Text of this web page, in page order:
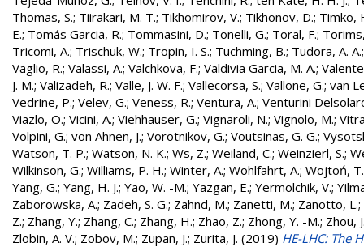
Thomas, S.; Tiirakari, M. T.; Tikhomirov, V.; Tikhonov, D.; Timko,
E.; Tomás Garcia, R.; Tommasini, D.; Tonelli, G.; Toral, F.;
Tricomi, A.; Trischuk, W.; Tropin, I. S.; Tuchming, B.; Tudora, A. A.
Vaglio, R.; Valassi, A.; Valchkova, F.; Valdivia Garcia, M. A.;
J. M.; Valizadeh, R.; Valle, J. W. F.; Vallecorsa, S.; Vallone, G.; van
Vedrine, P.; Velev, G.; Veness, R.; Ventura, A.; Venturini
Viazlo, O.; Vicini, A.; Viehhauser, G.; Vignaroli, N.; Vignolo, M.;
Volpini, G.; von Ahnen, J.; Vorotnikov, G.; Voutsinas, G. G.;
Watson, T. P.; Watson, N. K.; Ws, Z.; Weiland, C.; Weinzierl, S.;
Wilkinson, G.; Williams, P. H.; Winter, A.; Wohlfahrt, A.; Wojtoń, T.
Yang, G.; Yang, H. J.; Yao, W. -M.; Yazgan, E.; Yermolchik, V.;
Zaborowska, A.; Zadeh, S. G.; Zahnd, M.; Zanetti, M.; Zanotto, L.;
Z.; Zhang, Y.; Zhang, C.; Zhang, H.; Zhao, Z.; Zhong, Y. -M.; Zhou,
Zlobin, A. V.; Zobov, M.; Zupan, J.; Zurita, J. (2019) HE-LHC: The